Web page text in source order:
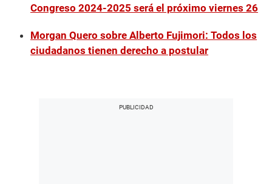
Congreso 2024-2025 será el próximo viernes 26
Morgan Quero sobre Alberto Fujimori: Todos los
ciudadanos tienen derecho a postular